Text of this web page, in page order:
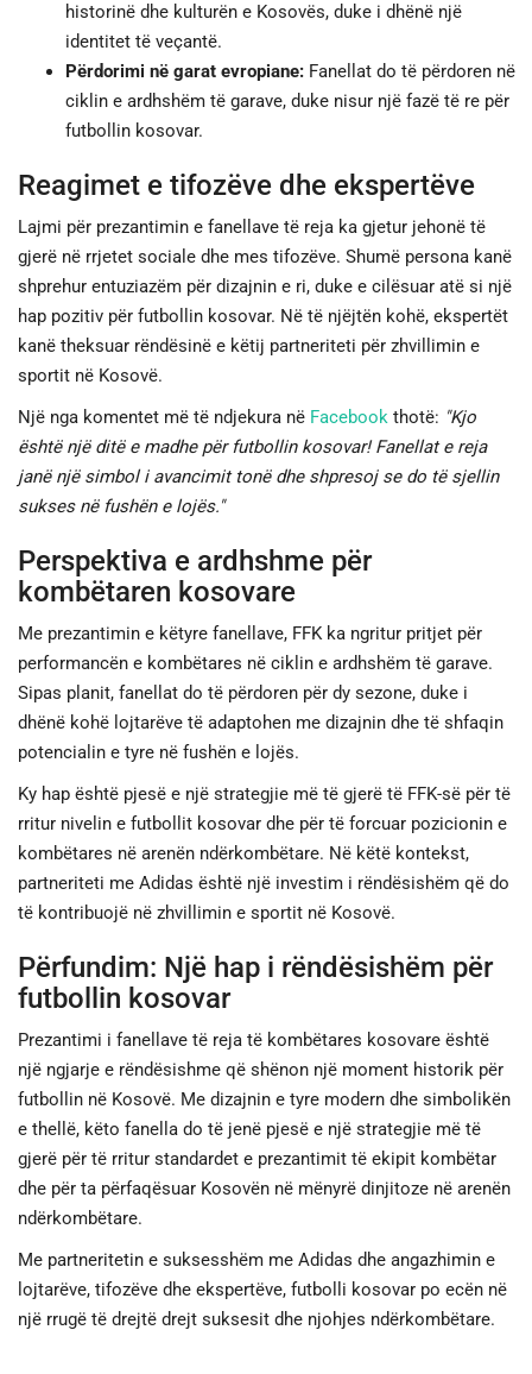
historinë dhe kulturën e Kosovës, duke i dhënë një
identitet të veçantë.
Përdorimi në garat evropiane: Fanellat do të përdoren në
ciklin e ardhshëm të garave, duke nisur një fazë të re për
futbollin kosovar.
Reagimet e tifozëve dhe ekspertëve
Lajmi për prezantimin e fanellave të reja ka gjetur jehonë të
gjerë në rrjetet sociale dhe mes tifozëve. Shumë persona kanë
shprehur entuziazëm për dizajnin e ri, duke e cilësuar atë si një
hap pozitiv për futbollin kosovar. Në të njëjtën kohë, ekspertët
kanë theksuar rëndësinë e këtij partneriteti për zhvillimin e
sportit në Kosovë.
Një nga komentet më të ndjekura në Facebook thotë: "Kjo
është një ditë e madhe për futbollin kosovar! Fanellat e reja
janë një simbol i avancimit tonë dhe shpresoj se do të sjellin
sukses në fushën e lojës."
Perspektiva e ardhshme për
kombëtaren kosovare
Me prezantimin e këtyre fanellave, FFK ka ngritur pritjet për
performancën e kombëtares në ciklin e ardhshëm të garave.
Sipas planit, fanellat do të përdoren për dy sezone, duke i
dhënë kohë lojtarëve të adaptohen me dizajnin dhe të shfaqin
potencialin e tyre në fushën e lojës.
Ky hap është pjesë e një strategjie më të gjerë të FFK-së për të
rritur nivelin e futbollit kosovar dhe për të forcuar pozicionin e
kombëtares në arenën ndërkombëtare. Në këtë kontekst,
partneriteti me Adidas është një investim i rëndësishëm që do
të kontribuojë në zhvillimin e sportit në Kosovë.
Përfundim: Një hap i rëndësishëm për
futbollin kosovar
Prezantimi i fanellave të reja të kombëtares kosovare është
një ngjarje e rëndësishme që shënon një moment historik për
futbollin në Kosovë. Me dizajnin e tyre modern dhe simbolikën
e thellë, këto fanella do të jenë pjesë e një strategjie më të
gjerë për të rritur standardet e prezantimit të ekipit kombëtar
dhe për ta përfaqësuar Kosovën në mënyrë dinjitoze në arenën
ndërkombëtare.
Me partneritetin e suksesshëm me Adidas dhe angazhimin e
lojtarëve, tifozëve dhe ekspertëve, futbolli kosovar po ecën në
një rrugë të drejtë drejt suksesit dhe njohjes ndërkombëtare.